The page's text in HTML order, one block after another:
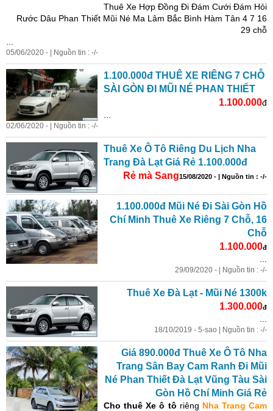
Thuê Xe Hợp Đồng Đi Đám Cưới Đám Hỏi
Rước Dâu Phan Thiết Mũi Né Ma Lâm Bắc Bình Hàm Tân 4 7 16
29 chỗ
05/06/2020 - | Nguồn tin : -/-
1.100.000đ THUÊ XE RIÊNG 7 CHỖ
SÀI GÒN ĐI MŨI NÉ PHAN THIẾT
1.100.000đ
02/06/2020 - | Nguồn tin : -/-
Thuê Xe Ô Tô Riêng Du Lịch Nha
Trang Đà Lạt Giá Rẻ 1.100.000đ
Rẻ mà Sang15/08/2020 - | Nguồn tin : -/-
1.100.000đ Mũi Né Đi Sài Gòn Hồ
Chí Minh Thuê Xe Riêng 7 Chỗ, 16
Chỗ
1.100.000đ
29/09/2020 - | Nguồn tin : -/-
Thuê Xe Đà Lạt - Mũi Né 1300k
1.300.000đ
18/10/2019 - 5-sao | Nguồn tin : -/-
Giá 890.000đ Thuê Xe Ô Tô Nha
Trang Sân Bay Cam Ranh Đi Mũi
Né Phan Thiết Đà Lạt Vũng Tàu Sài
Gòn Hồ Chí Minh Giá Rẻ
Cho thuê Xe ô tô riêng Nha Trang Cam